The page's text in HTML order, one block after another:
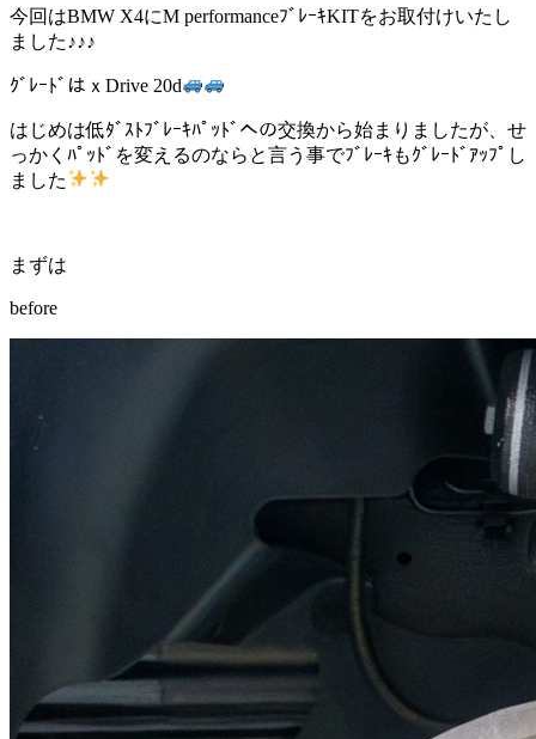
今回はBMW X4にM performanceﾌﾞﾚｰｷKITをお取付けいたし
ました♪♪♪
ｸﾞﾚｰﾄﾞはｘDrive 20d
はじめは低ﾀﾞｽﾄﾌﾞﾚｰｷﾊﾟｯﾄﾞへの交換から始まりましたが、せ
っかくﾊﾟｯﾄﾞを変えるのならと言う事でﾌﾞﾚｰｷもｸﾞﾚｰﾄﾞｱｯﾌﾟし
ました
まずは
before